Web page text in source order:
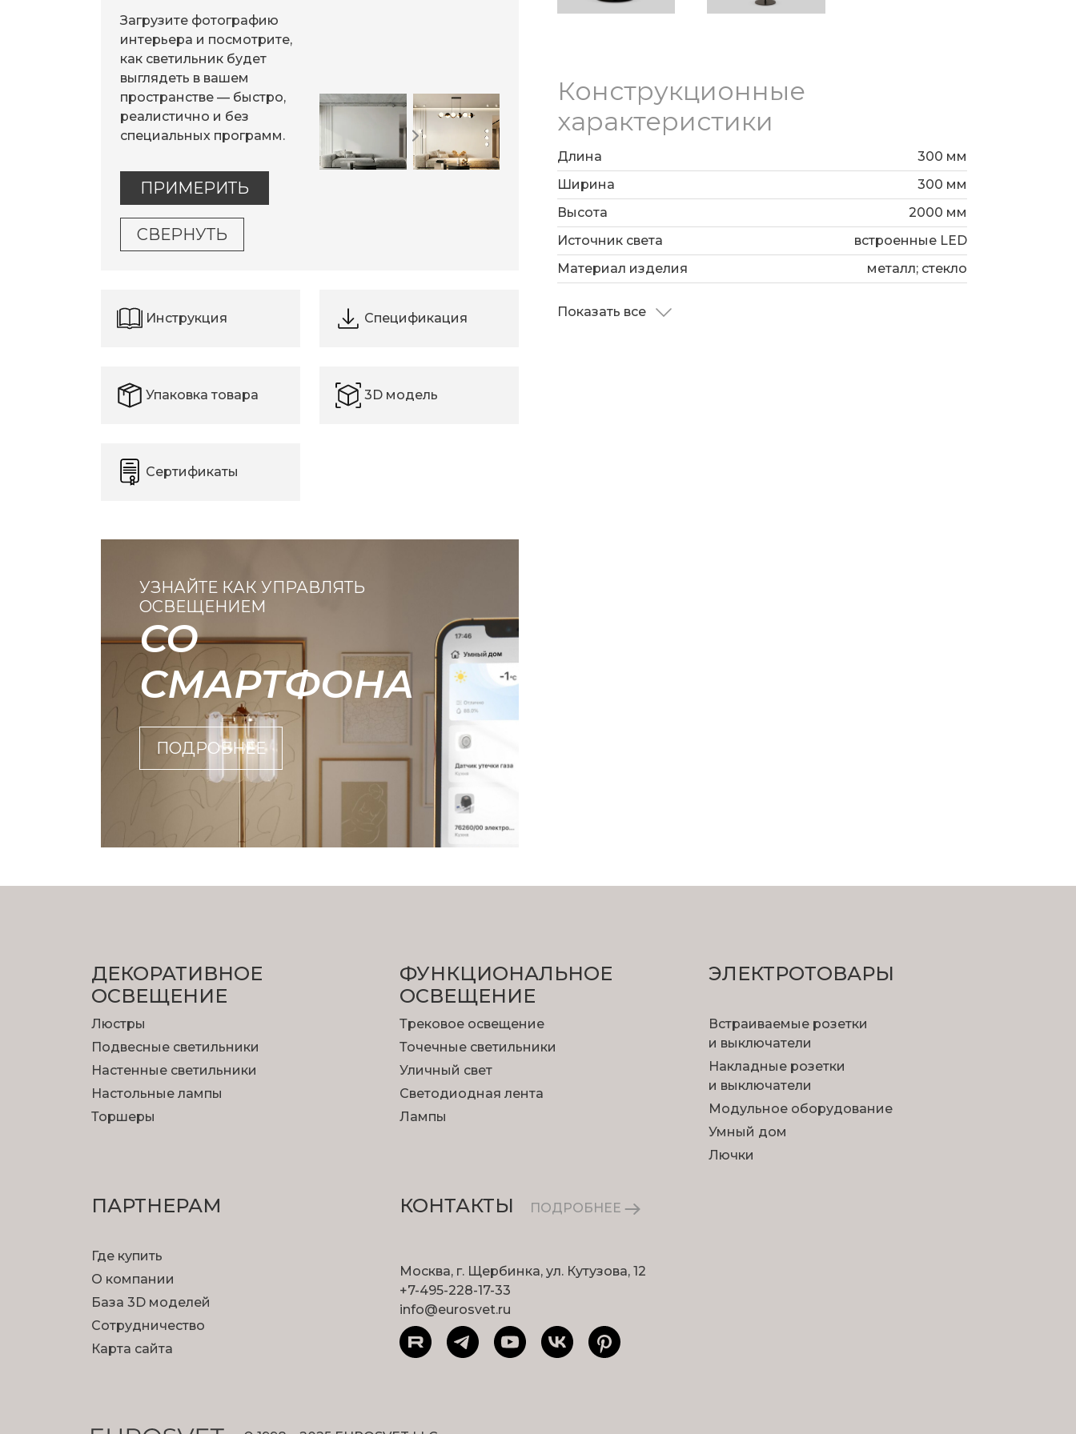
Загрузите фотографию
интерьера и посмотрите,
как светильник будет
выглядеть в вашем
пространстве — быстро,
реалистично и без
специальных программ.
ПРИМЕРИТЬ
СВЕРНУТЬ
Инструкция Спецификация
Упаковка товара 3D модель
Сертификаты
УЗНАЙТЕ КАК УПРАВЛЯТЬ
ОСВЕЩЕНИЕМ
СО
СМАРТФОНА
ПОДРОБНЕЕ
Конструкционные
характеристики
Длина
300 мм
Ширина
300 мм
Высота
2000 мм
Источник света
встроенные LED
Материал изделия
металл; стекло
Показать все
ДЕКОРАТИВНОЕ
ОСВЕЩЕНИЕ
Люстры
Подвесные светильники
Настенные светильники
Настольные лампы
Торшеры
ФУНКЦИОНА­ЛЬНОЕ
ОСВЕЩЕНИЕ
Трековое освещение
Точечные светильники
Уличный свет
Светодиодная лента
Лампы
ЭЛЕКТРОТОВАРЫ
Встраиваемые розетки
и выключатели
Накладные розетки
и выключатели
Модульное оборудование
Умный дом
Лючки
ПАРТНЕРАМ
Где купить
О компании
База 3D моделей
Сотрудничество
Карта сайта
КОНТАКТЫ ПОДРОБНЕЕ
Москва, г. Щербинка, ул. Кутузова, 12
+7-495-228-17-33
info@eurosvet.ru